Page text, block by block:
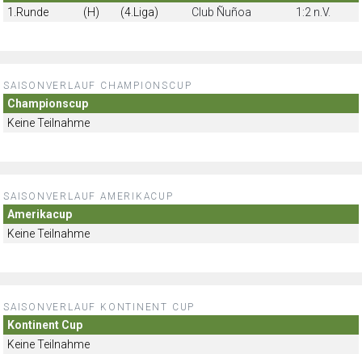
1.Runde
(H) (4.Liga) Club Ñuñoa 1:2 n.V.
SAISONVERLAUF CHAMPIONSCUP
Championscup
Keine Teilnahme
SAISONVERLAUF AMERIKACUP
Amerikacup
Keine Teilnahme
SAISONVERLAUF KONTINENT CUP
Kontinent Cup
Keine Teilnahme